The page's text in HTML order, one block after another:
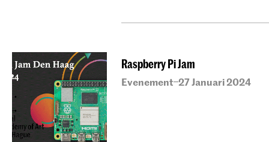
Raspberry Pi Jam
Evenement–27 Januari 2024